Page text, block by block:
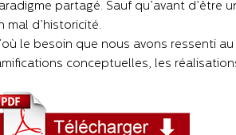
partagé. Sauf qu’avant d’être
mal d’historicité.
le besoin que nous avons ressenti
conceptuelles, les